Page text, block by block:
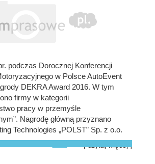
podczas Dorocznej Konferencji
w Polsce AutoEvent
DEKRA Award 2016. W tym
firmy w kategorii
pracy w przemyśle
Nagrodę główną przyznano
Technologies „POLST” Sp. z o.o.